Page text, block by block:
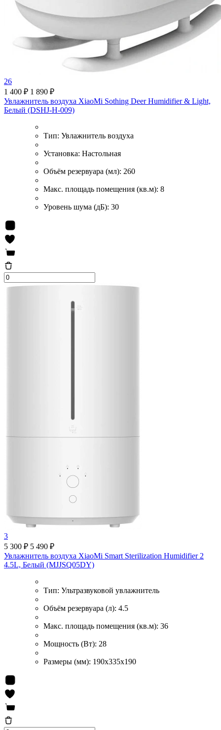
26
1 400 ₽ 1 890 ₽
Увлажнитель воздуха XiaoMi Sothing Deer Humidifier & Light,
Белый (DSHJ-H-009)
Тип: Увлажнитель воздуха
Установка: Настольная
Объём резервуара (мл): 260
Макс. площадь помещения (кв.м): 8
Уровень шума (дБ): 30
3
5 300 ₽ 5 490 ₽
Увлажнитель воздуха XiaoMi Smart Sterilization Humidifier 2
4.5L, Белый (MJJSQ05DY)
Тип: Ультразвуковой увлажнитель
Объём резервуара (л): 4.5
Макс. площадь помещения (кв.м): 36
Мощность (Вт): 28
Размеры (мм): 190х335х190